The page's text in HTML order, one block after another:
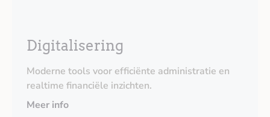
Digitalisering
Moderne tools voor efficiënte administratie en
realtime financiële inzichten.
Meer info